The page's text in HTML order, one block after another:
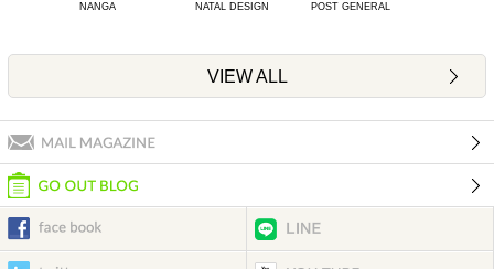
NANGA NATAL DESIGN POST GENERAL
VIEW ALL